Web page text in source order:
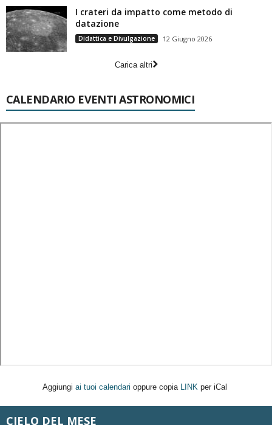
I crateri da impatto come metodo di
datazione
Didattica e Divulgazione 12 Giugno 2026
Carica altri
CALENDARIO EVENTI ASTRONOMICI
Aggiungi ai tuoi calendari oppure copia LINK per iCal
CIELO DEL MESE